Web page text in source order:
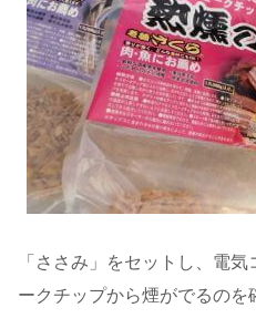
「ささみ」をセットし、電
ークチップから煙がでるの